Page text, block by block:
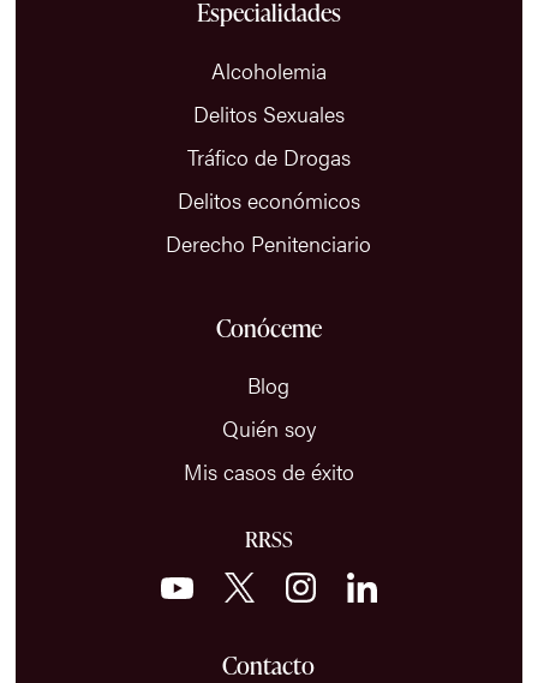
Especialidades
Alcoholemia
Delitos Sexuales
Tráfico de Drogas
Delitos económicos
Derecho Penitenciario
Conóceme
Blog
Quién soy
Mis casos de éxito
RRSS
Contacto